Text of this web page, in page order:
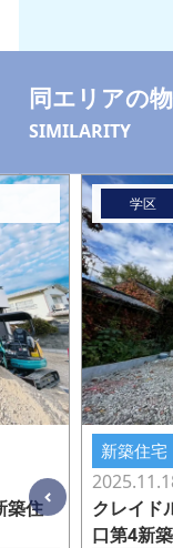
同エリアの
SIMILARITY
築住
学区
新築住宅
クレイド
口第4新